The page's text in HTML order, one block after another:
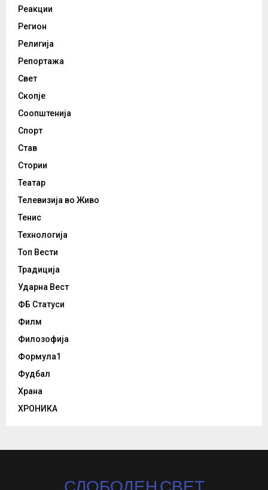
Реакции
Регион
Религија
Репортажа
Свет
Скопје
Соопштенија
Спорт
Став
Стории
Театар
Телевизија во Живо
Тенис
Технологија
Топ Вести
Традиција
Ударна Вест
ФБ Статуси
Филм
Филозофија
Формула1
Фудбал
Храна
ХРОНИКА